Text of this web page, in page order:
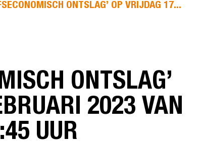
ONTSLAG’ OP VRIJDAG 17...
ONTSLAG’
2023 VAN
UUR